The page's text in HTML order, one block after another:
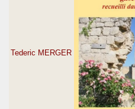
Tederic MERGER